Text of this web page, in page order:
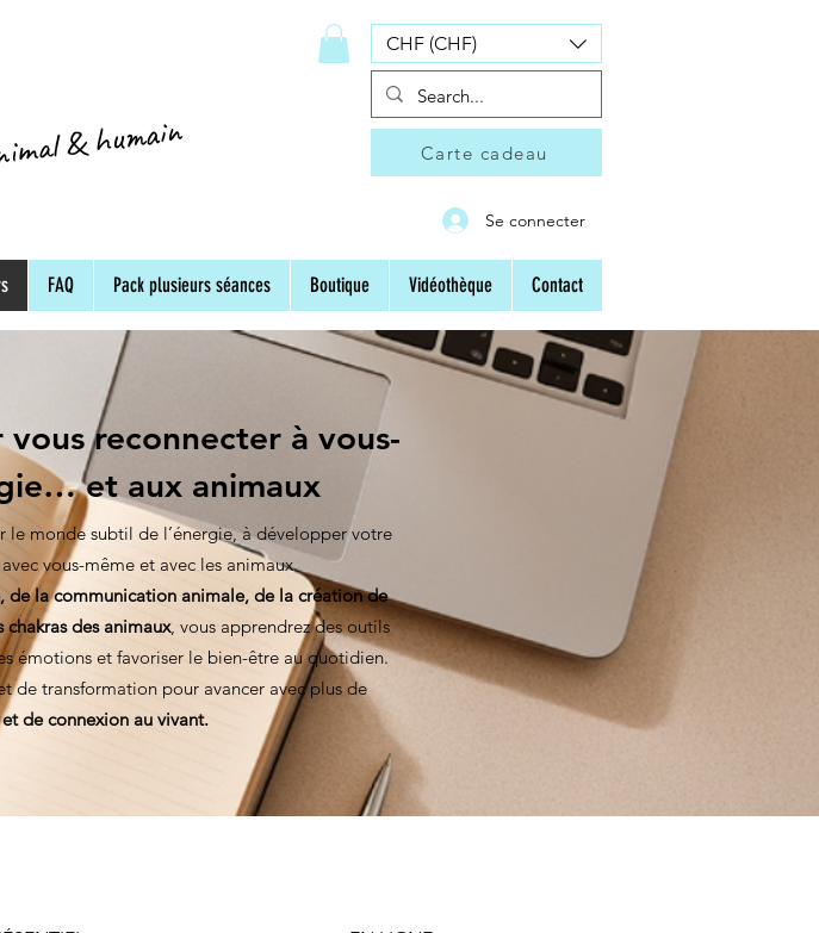
& humain
CHF (CHF)
Carte cadeau
Se connecter
FAQ Pack plusieurs séances Boutique Vidéothèque Contact
reconnecter à vous-
et aux animaux
monde subtil de l’énergie, à développer votre
vous-même et avec les animaux.
de la communication animale, de la création de
des animaux, vous apprendrez des outils
émotions et favoriser le bien-être au quotidien.
de transformation pour avancer avec plus de
de connexion au vivant.